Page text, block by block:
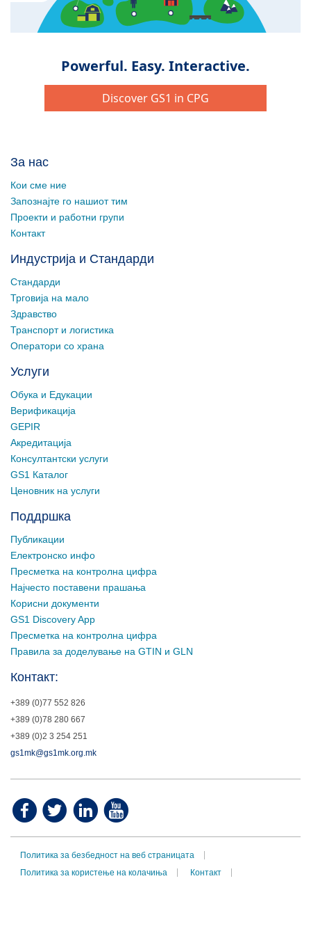
За нас
Кои сме ние
Запознајте го нашиот тим
Проекти и работни групи
Контакт
Индустрија и Стандарди
Стандарди
Трговија на мало
Здравство
Транспорт и логистика
Оператори со храна
Услуги
Обука и Едукации
Верификација
GEPIR
Акредитација
Консултантски услуги
GS1 Каталог
Ценовник на услуги
Поддршка
Публикации
Електронско инфо
Пресметка на контролна цифра
Најчесто поставени прашања
Корисни документи
GS1 Discovery App
Пресметка на контролна цифра
Правила за доделување на GTIN и GLN
Контакт:
+389 (0)77 552 826
+389 (0)78 280 667
+389 (0)2 3 254 251
gs1mk@gs1mk.org.mk
Политика за безбедност на веб страницата
Политика за користење на колачиња
Контакт